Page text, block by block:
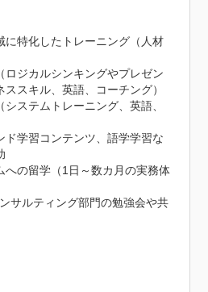
に特化したトレーニング（人材
ロジカルシンキングやプレゼン
スキル、英語、コーチング）
システムトレーニング、英語、
ド学習コンテンツ、語学学習な
への留学（1日～数カ月の実務体
サルティング部門の勉強会や共